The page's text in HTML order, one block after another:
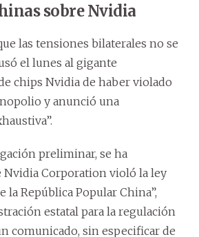
sobre Nvidia
las tensiones bilaterales no se
el lunes al gigante
chips Nvidia de haber violado
y anunció una
preliminar, se ha
Nvidia Corporation violó la ley
República Popular China”,
estatal para la regulación
comunicado, sin especificar de